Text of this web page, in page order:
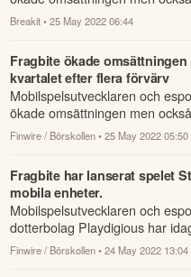
första kvartalet.
Breakit • 25 May 2022 06:44
Fragbite ökade
kvartalet efter flera förvärv
Mobilspelsutvecklaren och
ökade omsättningen men
första kvartalet.
Finwire / Börskollen • 25 May 2022 05:50
Fragbite har lanserat spelet
mobila enheter.
Mobilspelsutvecklaren och
dotterbolag Playdigious har
Street of Rage 4 på mobila
Finwire / Börskollen • 24 May 2022 13:04